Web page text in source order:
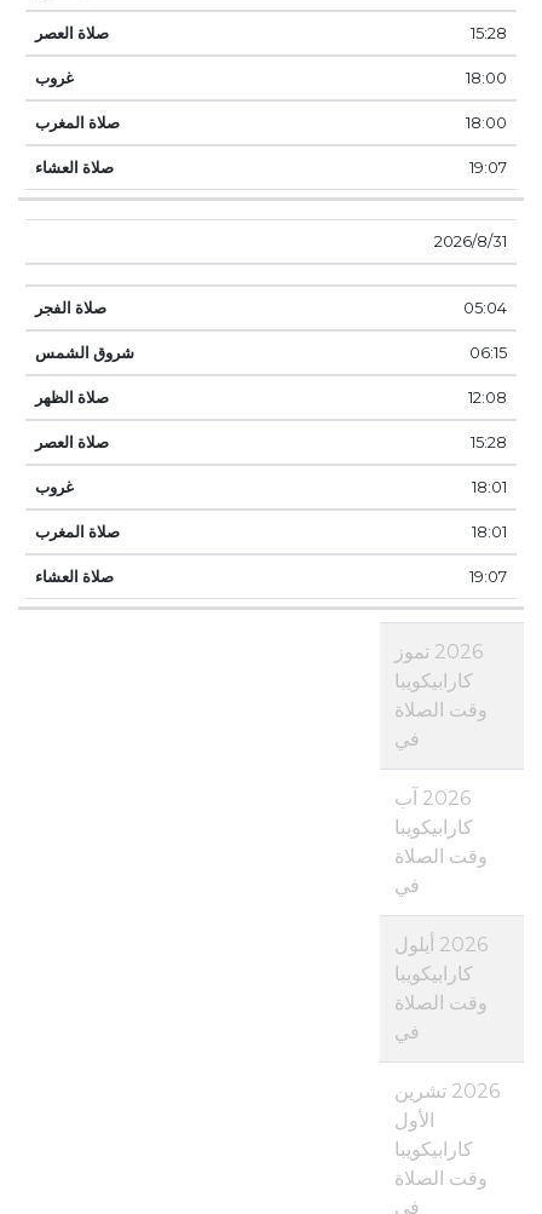
15:28
18:00
18:00
19:07
31‏‏/8‏‏/2026
05:04
06:15
12:08
15:28
18:01
18:01
19:07
2026 تموز
كارابيكويبا
وقت الصلاة
في
2026 آب
كارابيكويبا
وقت الصلاة
في
2026 أيلول
كارابيكويبا
وقت الصلاة
في
2026 تشرين
الأول
كارابيكويبا
وقت الصلاة
في